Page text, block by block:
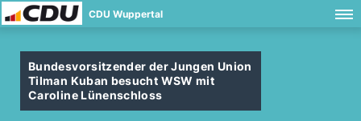
CDU Wuppertal
Bundesvorsitzender der Jungen Union
Tilman Kuban besucht WSW mit
Caroline Lünenschloss